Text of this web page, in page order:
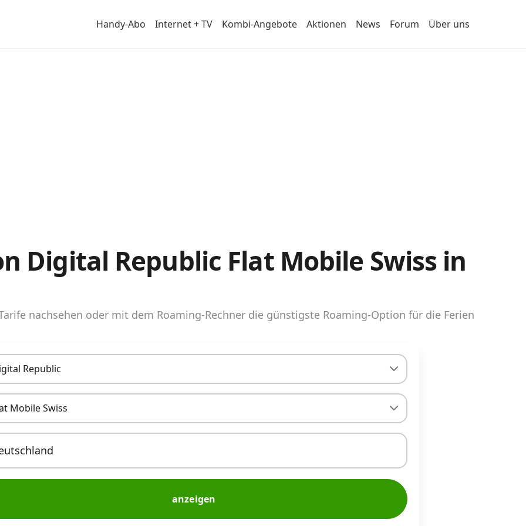
Handy-Abo Internet + TV Kombi-Angebote Aktionen News Forum Über uns
Digital Republic Flat Mobile Swiss in
nachsehen oder mit dem Roaming-Rechner die günstigste Roaming-Option für die Ferien
Republic
Mobile Swiss
anzeigen